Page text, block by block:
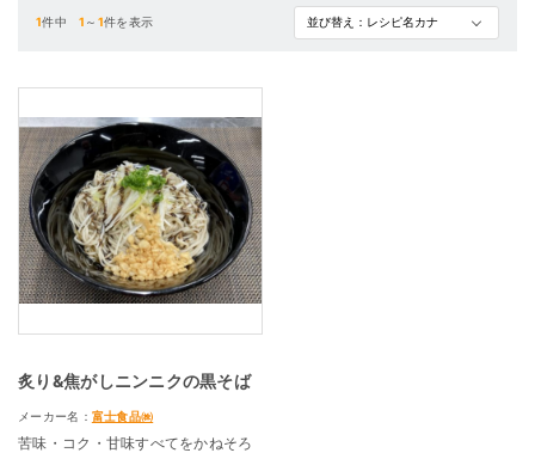
1件中1 ～ 1件を表示
炙り&焦がしニンニクの黒そば
メーカー名： 富士食品㈱
苦味・コク・甘味すべてをかねそろ